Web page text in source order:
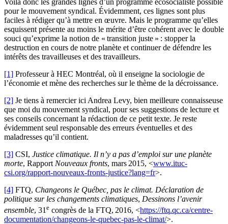
pour le mouvement syndical. Évidemment, ces lignes sont plus
faciles à rédiger qu’à mettre en œuvre. Mais le programme qu’elles
esquissent présente au moins le mérite d’être cohérent avec le double
souci qu’exprime la notion de « transition juste » : stopper la
destruction en cours de notre planète et continuer de défendre les
intérêts des travailleuses et des travailleurs.
[1] Professeur à HEC Montréal, où il enseigne la sociologie de
l’économie et mène des recherches sur le thème de la décroissance.
[2] Je tiens à remercier ici Andrea Levy, bien meilleure connaisseuse
que moi du mouvement syndical, pour ses suggestions de lecture et
ses conseils concernant la rédaction de ce petit texte. Je reste
évidemment seul responsable des erreurs éventuelles et des
maladresses qu’il contient.
[3] CSI, Justice climatique. Il n’y a pas d’emploi sur une planète
morte, Rapport Nouveaux fronts, mars 2015, <www.ituc-
csi.org/rapport-nouveaux-fronts-justice?lang=fr>.
[4] FTQ, Changeons le Québec, pas le climat. Déclaration de
politique sur les changements climatiques, Dessinons l’avenir
ensemble, 31 e congrès de la FTQ, 2016, <https://ftq.qc.ca/centre-
documentation/changeons-le-quebec-pas-le-climat/>.